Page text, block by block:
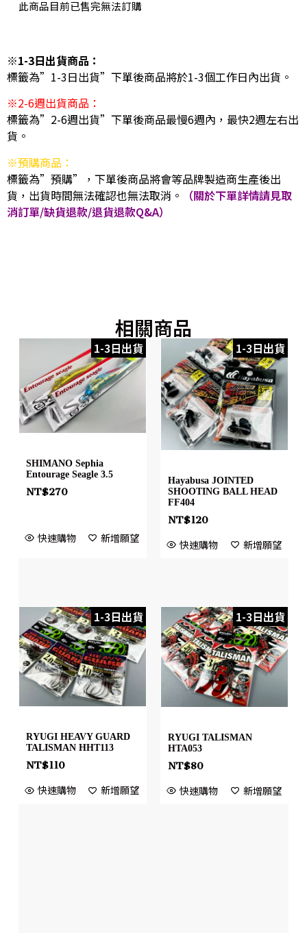
此商品目前已售完無法訂購
※1-3日出貨商品：
標籤為”1-3日出貨”下單後商品將於1-3個工作日內出貨。
※2-6週出貨商品：
標籤為”2-6週出貨”下單後商品最慢6週內，最快2週左右出
貨。
※預購商品：
標籤為”預購”，下單後商品將會等品牌製造商生產後出
貨，出貨時間無法確認也無法取消。
（關於下單詳情請見取
消訂單/缺貨退款/退貨退款Q&A）
相關商品
1-3日出貨
SHIMANO Sephia
Entourage Seagle 3.5
NT$270
快速購物 新增願望
1-3日出貨
Hayabusa JOINTED
SHOOTING BALL HEAD
FF404
NT$120
快速購物 新增願望
1-3日出貨
RYUGI HEAVY GUARD
TALISMAN HHT113
NT$110
快速購物 新增願望
1-3日出貨
RYUGI TALISMAN
HTA053
NT$80
快速購物 新增願望